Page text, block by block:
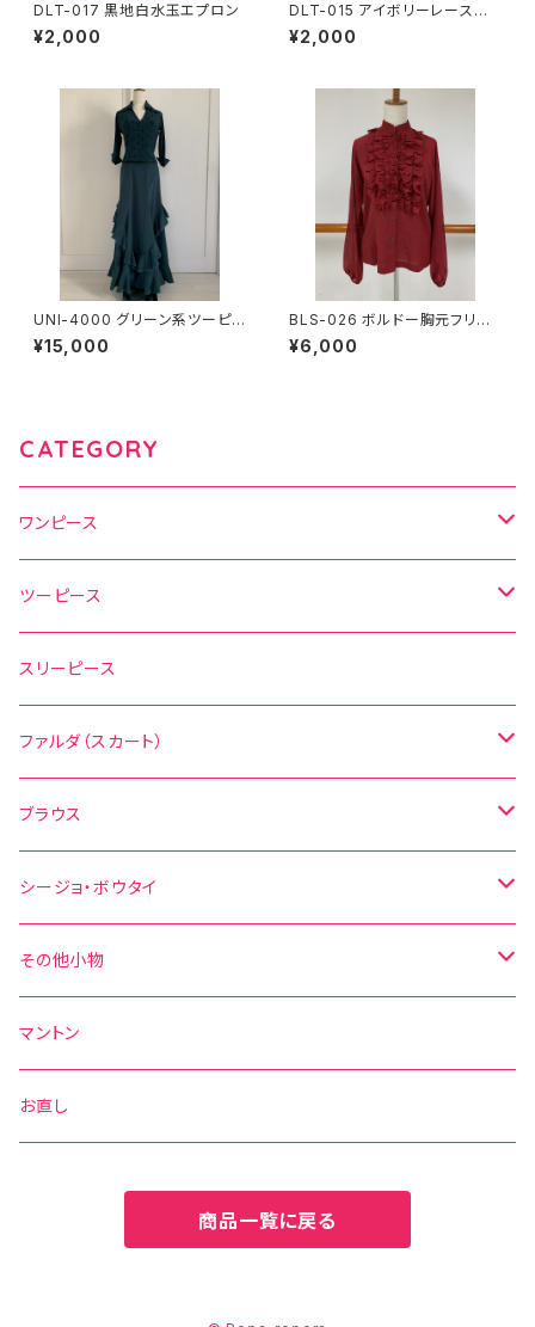
DLT-017 黒地白水玉エプロン
¥2,000
DLT-015 アイボリーレース付
エプロン
¥2,000
UNI-4000 グリーン系ツーピ
ース
¥15,000
BLS-026 ボルドー胸元フリル
長袖ブラウス
¥6,000
CATEGORY
ワンピース
水玉
花柄
無地
その他の柄
ツーピース
水玉
花柄
無地
その他の柄
スリーピース
ファルダ（スカート）
水玉
花柄
無地
その他の柄
ブラウス
水玉
花柄
無地
その他の柄
シージョ・ボウタイ
シージョ
水玉
花柄
ボウタイ
水玉
その他小物
エプロン
ベルト
マントン
お直し
商品一覧に戻る